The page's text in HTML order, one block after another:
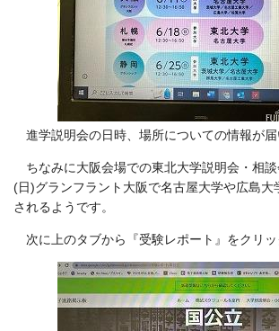
進学説明会の日時、場所についての情報が届
ちなみに大阪会場での東北大学説明会・相
(日)グランフラント大阪で名古屋大学や広島大
されるようです。
次に上のタブから『受験レポート』をクリ